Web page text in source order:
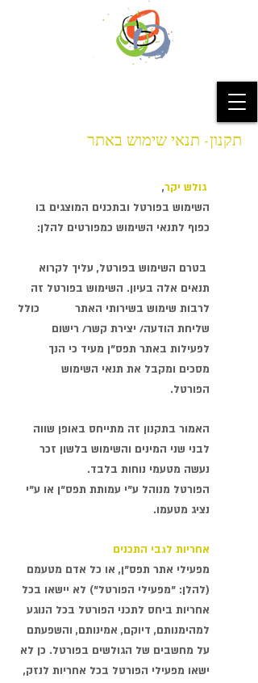
תקנון- תנאי שימוש באתר
גולש יקר,
השימוש בפורטל ובתכנים המוצגים בו
כפוף לתנאי השימוש כמפורטים להלן:
בטרם השימוש בפורטל, עליך לקרוא
תנאים אלה בעיון. השימוש בפורטל זה
לרבות שימוש בשירותי האתר כולל
שליחת הודעה/ יצירת קשר/ רישום
לפעילות באתר תפס"ן מעיד כי הנך
מסכים ומקבל את תנאי השימוש
הפורטל.
האמור בתקנון זה מתייחס באופן שווה
לבני שני המינים והשימוש בלשון זכר
נעשה מטעמי נוחות בלבד.
הפורטל מנוהל ע"י עמותת תפס"ן או ע"י
נציג מטעמו.
אחריות לגבי התכנים
מפעילי אתר תפס"ן, או כל אדם מטעמם
(להלן: "מפעילי הפורטל") לא יישאו בכל
אחריות ביחס לתכני הפורטל בכל הנוגע
למהימנותם, דיוקם, אמינותם, והשפעתם
על מחשבים של הגולשים בפורטל. כן לא
ישאו מפעילי הפורטל בכל אחריות לנזק,